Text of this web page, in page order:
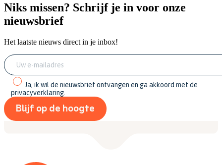
Niks missen? Schrijf je in voor onze
nieuwsbrief
Het laatste nieuws direct in je inbox!
Ja, ik wil de nieuwsbrief ontvangen en ga akkoord met de
privacyverklaring.